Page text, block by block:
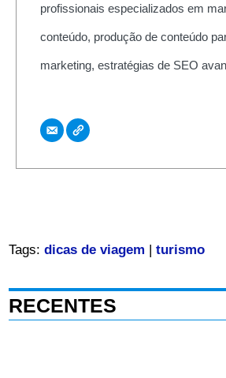
profissionais especializados em
conteúdo, produção de conteúdo
marketing, estratégias de SEO
Tags: dicas de viagem | turismo
RECENTES